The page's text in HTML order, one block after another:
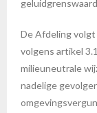
De Afdeling volgt
volgens artikel
milieuneutrale
nadelige